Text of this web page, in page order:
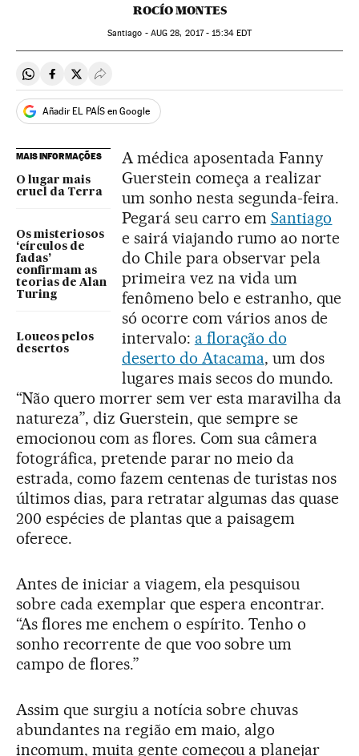
ROCÍO MONTES
Santiago - AUG 28, 2017 - 15:34EDT
Compartir en Whatsapp
Compartir en Facebook
Compartir en Twitter
Desplegar Redes Sociales
Añadir EL PAÍS en Google
MAIS INFORMAÇÕES
O lugar mais
cruel da Terra
Os misteriosos
‘círculos de
fadas’
confirmam as
teorias de Alan
Turing
Loucos pelos
desertos
A médica aposentada Fanny
Guerstein começa a realizar
um sonho nesta segunda-feira.
Pegará seu carro em Santiago
e sairá viajando rumo ao norte
do Chile para observar pela
primeira vez na vida um
fenômeno belo e estranho, que
só ocorre com vários anos de
intervalo: a floração do
deserto do Atacama, um dos
lugares mais secos do mundo.
“Não quero morrer sem ver esta maravilha da
natureza”, diz Guerstein, que sempre se
emocionou com as flores. Com sua câmera
fotográfica, pretende parar no meio da
estrada, como fazem centenas de turistas nos
últimos dias, para retratar algumas das quase
200 espécies de plantas que a paisagem
oferece.
Antes de iniciar a viagem, ela pesquisou
sobre cada exemplar que espera encontrar.
“As flores me enchem o espírito. Tenho o
sonho recorrente de que voo sobre um
campo de flores.”
Assim que surgiu a notícia sobre chuvas
abundantes na região em maio, algo
incomum, muita gente começou a planejar